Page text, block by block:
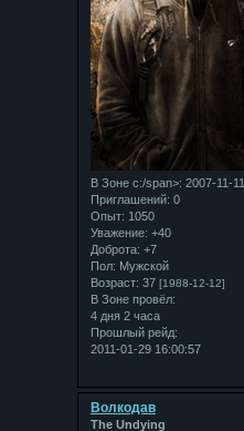
В Зоне с:/span>: 2007-11-11
Приглашений: 0
Опыт: 1050
Уважение: +40
Доброта: +7
Пол: Мужской
Возраст: 37 [1988-12-12]
В Зоне провёл:
4 дня 2 часа
Прошлый рейд:
2011-01-29 16:00:57
Bолкодав
The Undying